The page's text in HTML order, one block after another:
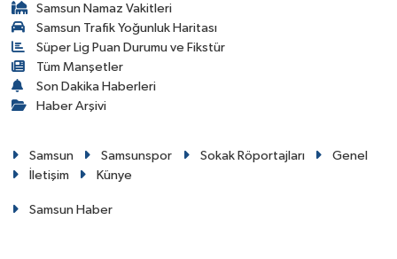
Samsun Namaz Vakitleri
Samsun Trafik Yoğunluk Haritası
Süper Lig Puan Durumu ve Fikstür
Tüm Manşetler
Son Dakika Haberleri
Haber Arşivi
Samsun Samsunspor Sokak Röportajları
Genel
İletişim
Künye
Samsun Haber